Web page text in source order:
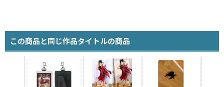
この商品と同じ作品タイトルの商品